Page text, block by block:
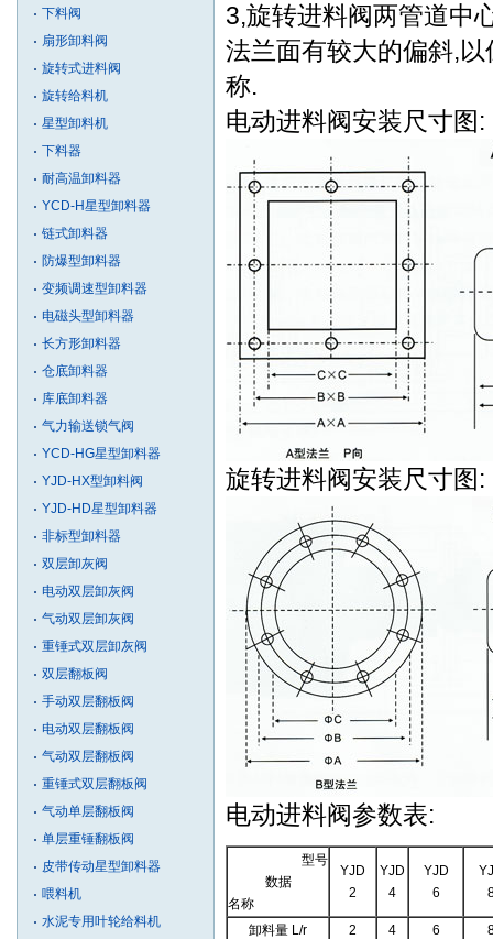
下料阀
扇形卸料阀
旋转式进料阀
旋转给料机
星型卸料机
下料器
耐高温卸料器
YCD-H星型卸料器
链式卸料器
防爆型卸料器
变频调速型卸料器
电磁头型卸料器
长方形卸料器
仓底卸料器
库底卸料器
气力输送锁气阀
YCD-HG星型卸料器
YJD-HX型卸料阀
YJD-HD星型卸料器
非标型卸料器
双层卸灰阀
电动双层卸灰阀
气动双层卸灰阀
重锤式双层卸灰阀
双层翻板阀
手动双层翻板阀
电动双层翻板阀
气动双层翻板阀
重锤式双层翻板阀
气动单层翻板阀
单层重锤翻板阀
皮带传动星型卸料器
喂料机
水泥专用叶轮给料机
3,旋转进料阀两管道中
法兰面有较大的偏斜,
称.
电动进料阀安装尺寸图:
旋转进料阀安装尺寸图:
电动进料阀参数表:
型号
数据
名称
YJD
2
YJD
4
YJD
6
卸料量 L/r 2 4 6